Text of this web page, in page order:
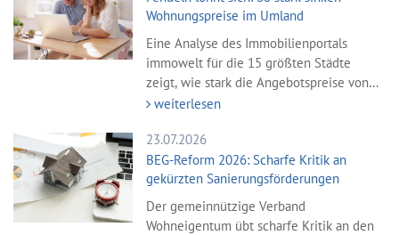
Wohnungspreise im Umland
Eine Analyse des Immobilienportals
immowelt für die 15 größten Städte
zeigt, wie stark die Angebotspreise von
Eigentumswohnungen mit zunehmender
weiterlesen
23.07.2026
BEG-Reform 2026: Scharfe Kritik an
gekürzten Sanierungsförderungen
Der gemeinnützige Verband
Wohneigentum übt scharfe Kritik an den